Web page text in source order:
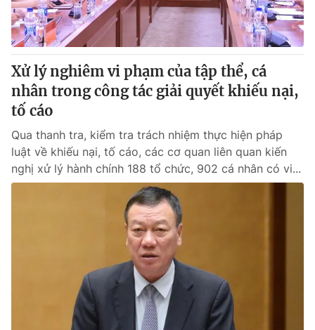
Xử lý nghiêm vi phạm của tập thể, cá
nhân trong công tác giải quyết khiếu nại,
tố cáo
Qua thanh tra, kiểm tra trách nhiệm thực hiện pháp
luật về khiếu nại, tố cáo, các cơ quan liên quan kiến
nghị xử lý hành chính 188 tổ chức, 902 cá nhân có vi...